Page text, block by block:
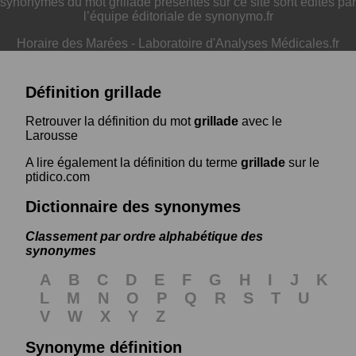
l’équipe éditoriale de synonymo.fr
Horaire des Marées - Laboratoire d'Analyses Médicales.fr
Définition grillade
Retrouver la définition du motgrillade avec le
Larousse
A lire également la définition du terme grillade sur le
ptidico.com
Dictionnaire des synonymes
Classement par ordre alphabétique des
synonymes
A B C D E F G H I J
K
L
M N O P Q R S T
U
V
W X Y
Z
Synonyme définition